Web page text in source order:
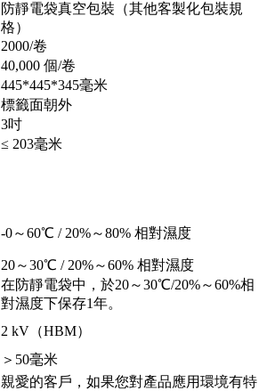
防靜電袋真空包裝（其他客製化包裝規
格）
2000/卷
40,000 個/卷
445*445*345毫米
標籤面朝外
3吋
≤ 203毫米
-0～60℃ / 20%～80% 相對濕度
20～30℃ / 20%～60% 相對濕度
在防靜電袋中，於20～30℃/20%～60%相
對濕度下保存1年。
2 kV（HBM）
＞50毫米
親愛的客戶，如果您對產品應用環境有特